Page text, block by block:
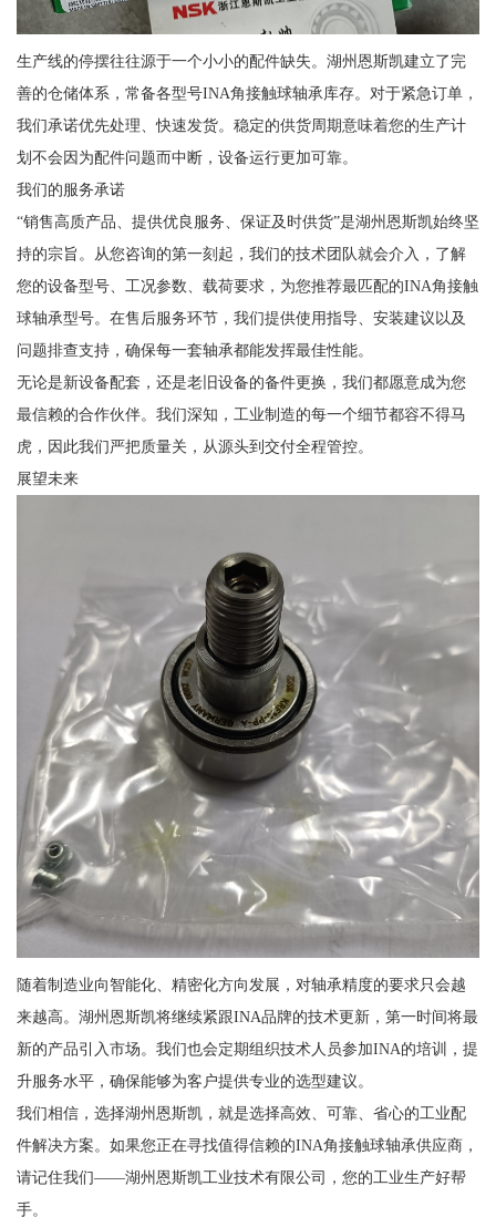
生产线的停摆往往源于一个小小的配件缺失。湖州恩斯凯建立了完
善的仓储体系，常备各型号INA角接触球轴承库存。对于紧急订单，
我们承诺优先处理、快速发货。稳定的供货周期意味着您的生产计
划不会因为配件问题而中断，设备运行更加可靠。
我们的服务承诺
“销售高质产品、提供优良服务、保证及时供货”是湖州恩斯凯始终坚
持的宗旨。从您咨询的第一刻起，我们的技术团队就会介入，了解
您的设备型号、工况参数、载荷要求，为您推荐最匹配的INA角接触
球轴承型号。在售后服务环节，我们提供使用指导、安装建议以及
问题排查支持，确保每一套轴承都能发挥最佳性能。
无论是新设备配套，还是老旧设备的备件更换，我们都愿意成为您
最信赖的合作伙伴。我们深知，工业制造的每一个细节都容不得马
虎，因此我们严把质量关，从源头到交付全程管控。
展望未来
随着制造业向智能化、精密化方向发展，对轴承精度的要求只会越
来越高。湖州恩斯凯将继续紧跟INA品牌的技术更新，第一时间将最
新的产品引入市场。我们也会定期组织技术人员参加INA的培训，提
升服务水平，确保能够为客户提供专业的选型建议。
我们相信，选择湖州恩斯凯，就是选择高效、可靠、省心的工业配
件解决方案。如果您正在寻找值得信赖的INA角接触球轴承供应商，
请记住我们——湖州恩斯凯工业技术有限公司，您的工业生产好帮
手。